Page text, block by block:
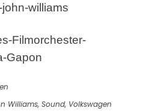
williams
Filmorchester-
Gapon
Williams, Sound, Volkswagen